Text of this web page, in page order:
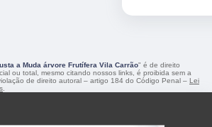
a Muda árvore Frutífera Vila Carrão" é de direito
ou total, mesmo citando nossos links, é proibida sem a
de direito autoral – artigo 184 do Código Penal – Lei